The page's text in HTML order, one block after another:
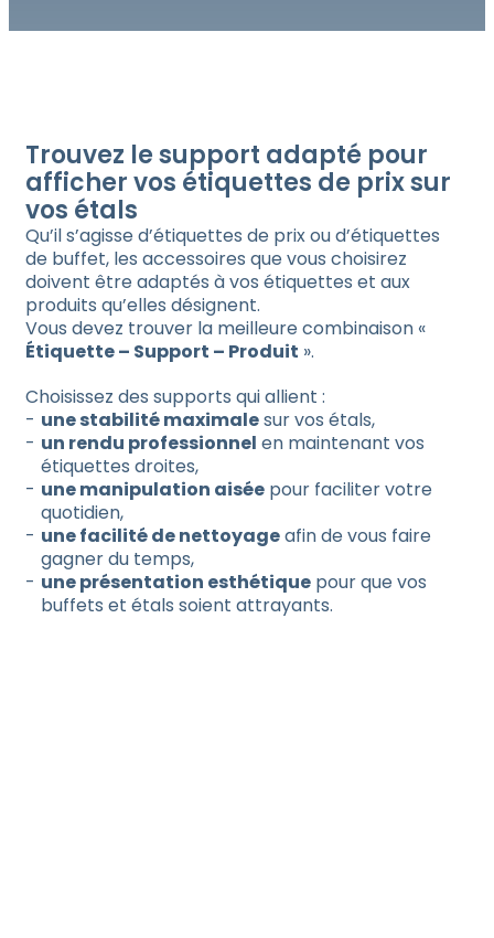
Trouvez le support adapté pour
afficher vos étiquettes de prix sur
vos étals
Qu’il s’agisse d’étiquettes de prix ou d’étiquettes
de buffet, les accessoires que vous choisirez
doivent être adaptés à vos étiquettes et aux
produits qu’elles désignent.
Vous devez trouver la meilleure combinaison «
Étiquette – Support – Produit ».
Choisissez des supports qui allient :
une stabilité maximalesur vos étals,
un rendu professionnel en maintenant vos
étiquettes droites,
une manipulation aisée pour faciliter votre
quotidien,
une facilité de nettoyageafin de vous faire
gagner du temps,
une présentation esthétique pour que vos
buffets et étals soient attrayants.